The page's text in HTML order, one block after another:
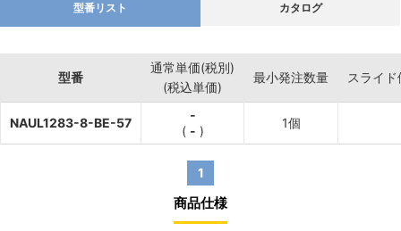
型番リスト カタログ
型番
通常単価(税別)
(税込単価)
最小発注数量 スライド
NAUL1283-8-BE-57
-
( - )
1個
1
商品仕様